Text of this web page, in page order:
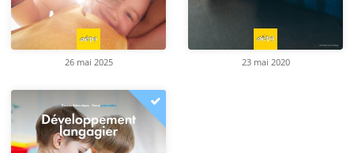
26 mai 2025 23 mai 2020